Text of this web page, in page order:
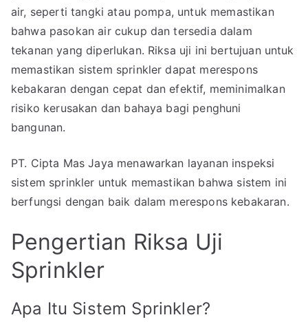
air, seperti tangki atau pompa, untuk memastikan
bahwa pasokan air cukup dan tersedia dalam
tekanan yang diperlukan. Riksa uji ini bertujuan untuk
memastikan sistem sprinkler dapat merespons
kebakaran dengan cepat dan efektif, meminimalkan
risiko kerusakan dan bahaya bagi penghuni
bangunan.
PT. Cipta Mas Jaya menawarkan layanan inspeksi
sistem sprinkler untuk memastikan bahwa sistem ini
berfungsi dengan baik dalam merespons kebakaran.
Pengertian Riksa Uji
Sprinkler
Apa Itu Sistem Sprinkler?